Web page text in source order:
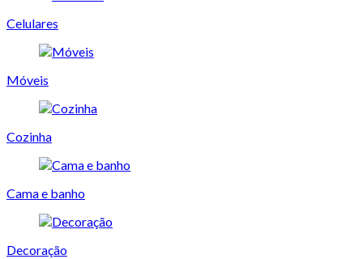
Celulares
Móveis
Cozinha
Cama e banho
Decoração